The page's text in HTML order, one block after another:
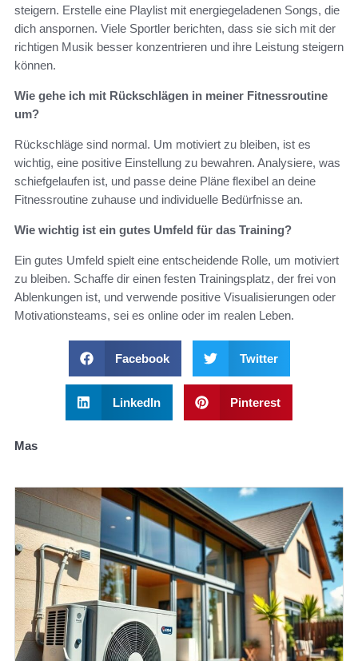
steigern. Erstelle eine Playlist mit energiegeladenen Songs, die
dich anspornen. Viele Sportler berichten, dass sie sich mit der
richtigen Musik besser konzentrieren und ihre Leistung steigern
können.
Wie gehe ich mit Rückschlägen in meiner Fitnessroutine
um?
Rückschläge sind normal. Um motiviert zu bleiben, ist es
wichtig, eine positive Einstellung zu bewahren. Analysiere, was
schiefgelaufen ist, und passe deine Pläne flexibel an deine
Fitnessroutine zuhause und individuelle Bedürfnisse an.
Wie wichtig ist ein gutes Umfeld für das Training?
Ein gutes Umfeld spielt eine entscheidende Rolle, um motiviert
zu bleiben. Schaffe dir einen festen Trainingsplatz, der frei von
Ablenkungen ist, und verwende positive Visualisierungen oder
Motivationsteams, sei es online oder im realen Leben.
Facebook Twitter
LinkedIn Pinterest
Mas